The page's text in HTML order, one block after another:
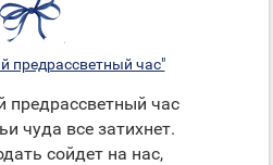
предрассветный час"
предрассветный час
чуда все затихнет.
сойдет на нас,